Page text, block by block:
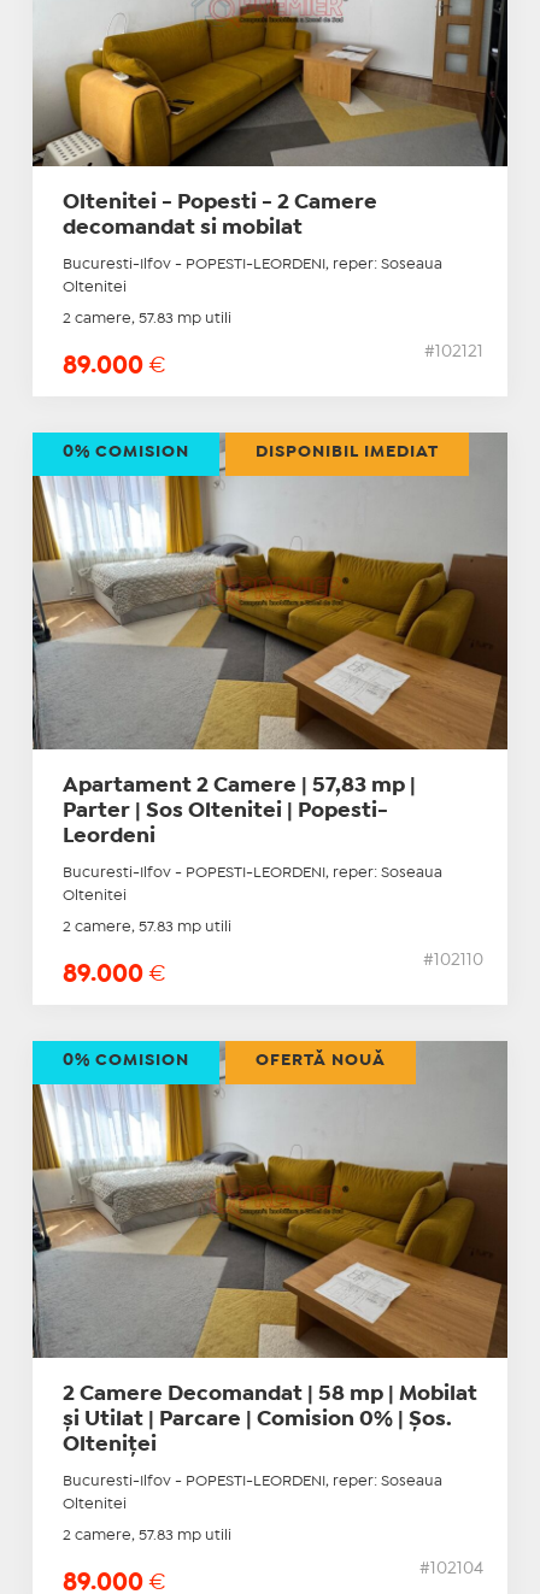
Oltenitei - Popesti - 2 Camere
decomandat si mobilat
Bucuresti-Ilfov - POPESTI-LEORDENI, reper: Soseaua
Oltenitei
2 camere, 57.83 mp utili
89.000 €
#102121
Apartament 2 Camere | 57,83 mp |
Parter | Sos Oltenitei | Popesti-
Leordeni
Bucuresti-Ilfov - POPESTI-LEORDENI, reper: Soseaua
Oltenitei
2 camere, 57.83 mp utili
89.000 €
#102110
0% COMISION DISPONIBIL IMEDIAT
2 Camere Decomandat | 58 mp | Mobilat
și Utilat | Parcare | Comision 0% | Șos.
Olteniței
Bucuresti-Ilfov - POPESTI-LEORDENI, reper: Soseaua
Oltenitei
2 camere, 57.83 mp utili
89.000 €
#102104
0% COMISION OFERTĂ NOUĂ